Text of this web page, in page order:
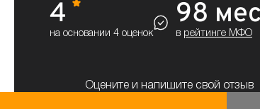
4
на основании 4 оценок
98
в рейтинге МФО
Оцените и напишите свой отзыв